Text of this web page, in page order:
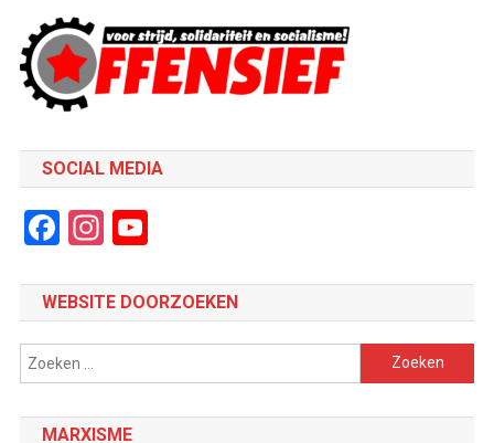
SOCIAL MEDIA
Facebook
Instagram
YouTube
WEBSITE DOORZOEKEN
Zoeken
naar:
MARXISME